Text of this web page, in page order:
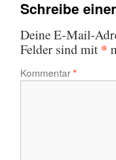
Schreibe
Deine E-Mail-
Felder sind mit *
Kommentar*